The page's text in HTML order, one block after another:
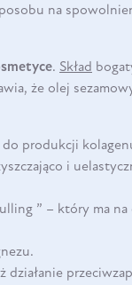
na
. Skład
że olej
produkcji
i
” – który ma na
działanie